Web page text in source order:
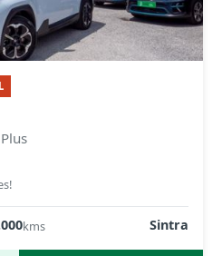
kms Sintra